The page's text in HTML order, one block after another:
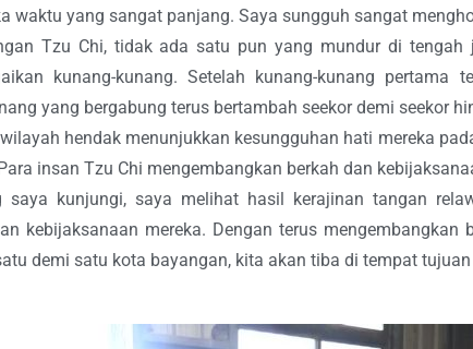
waktu yang sangat panjang. Saya sungguh sangat
Tzu Chi, tidak ada satu pun yang mundur di
kunang-kunang. Setelah kunang-kunang
yang bergabung terus bertambah seekor demi seekor
hendak menunjukkan kesungguhan hati mereka
insan Tzu Chi mengembangkan berkah dan
saya kunjungi, saya melihat hasil kerajinan tangan
kebijaksanaan mereka. Dengan terus
demi satu kota bayangan, kita akan tiba di tempat